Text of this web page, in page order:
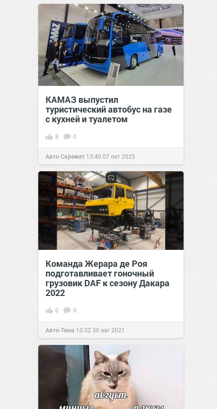
КАМАЗ выпустил
туристический автобус на газе
с кухней и туалетом
8 0
Авто Скрежет 13:40 07 окт 2025
Команда Жерара де Роя
подготавливает гоночный
грузовик DAF к сезону Дакара
2022
0 0
Авто-Тема 10:32 30 авг 2021